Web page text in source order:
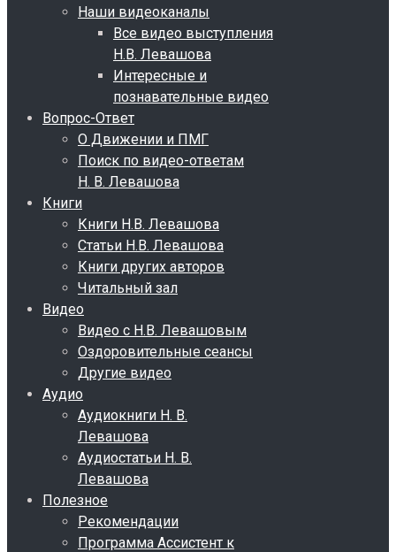
Наши видеоканалы
Все видео выступления
Н.В. Левашова
Интересные и
познавательные видео
Вопрос-Ответ
О Движении и ПМГ
Поиск по видео-ответам
Н. В. Левашова
Книги
Книги Н.В. Левашова
Статьи Н.В. Левашова
Книги других авторов
Читальный зал
Видео
Видео с Н.В. Левашовым
Оздоровительные сеансы
Другие видео
Аудио
Аудиокниги Н. В.
Левашова
Аудиостатьи Н. В.
Левашова
Полезное
Рекомендации
Программа Ассистент к